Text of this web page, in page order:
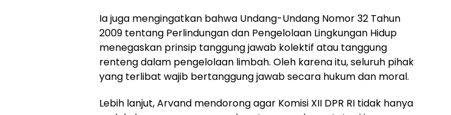
Ia juga mengingatkan bahwa Undang-Undang Nomor 32 Tahun
2009 tentang Perlindungan dan Pengelolaan Lingkungan Hidup
menegaskan prinsip tanggung jawab kolektif atau tanggung
renteng dalam pengelolaan limbah. Oleh karena itu, seluruh pihak
yang terlibat wajib bertanggung jawab secara hukum dan moral.
Lebih lanjut, Arvand mendorong agar Komisi XII DPR RI tidak hanya